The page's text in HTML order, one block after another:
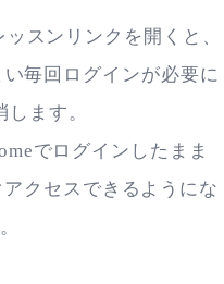
スンリンクを開くと、
毎回ログインが必要に
ます。
でログインしたまま
クセスできるようにな